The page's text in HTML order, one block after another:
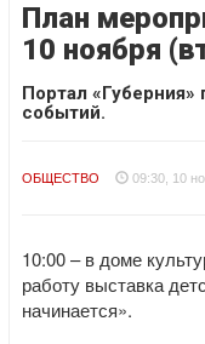
План
10 ноября
Портал
событий.
ОБЩЕСТВО 09:30, 10
10:00 – в доме
работу выставка
начинается».